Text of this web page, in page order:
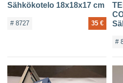
Sähkökotelo 18x18x17 cm
# 8727 35 €
#